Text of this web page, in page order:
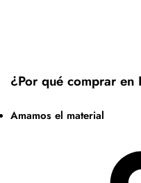
¿Por qué comprar en
Amamos el material